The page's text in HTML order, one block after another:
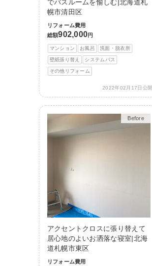
でバスルームを愉しむ|北海道札
幌市清田区
リフォーム費用
総額902,000円
マンション お風呂 洗面・脱衣所
壁紙張り替え システムバス
その他リフォーム
2022年02月17日公開
Before
After
アクセントクロスに張り替えて
居心地のよいお洒落な寝室|北海
道札幌市東区
リフォーム費用